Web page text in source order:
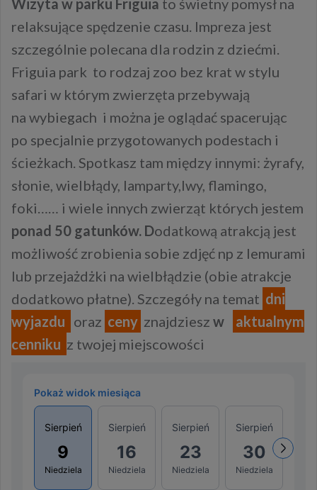
relaksujące spędzenie czasu. Impreza jest
szczególnie polecana dla rodzin z dziećmi.
Friguia park to rodzaj zoo bez krat w stylu
safari w którym zwierzęta przebywają
na wybiegach i można je oglądać spacerując
po specjalnie przygotowanych podestach i
ścieżkach. Spotkasz tam między innymi: żyrafy,
słonie, wielbłądy, lamparty,lwy, flamingo,
foki…… i wiele innych zwierząt których jestem
ponad 50 gatunków. Dodatkową atrakcją jest
możliwość zrobienia sobie zdjęć np z lemurami
lub przejażdżki na wielbłądzie (obie atrakcje
dodatkowo płatne). Szczegóły na temat dni
wyjazdu oraz ceny znajdziesz w
aktualnym
cenniku z twojej miejscowości